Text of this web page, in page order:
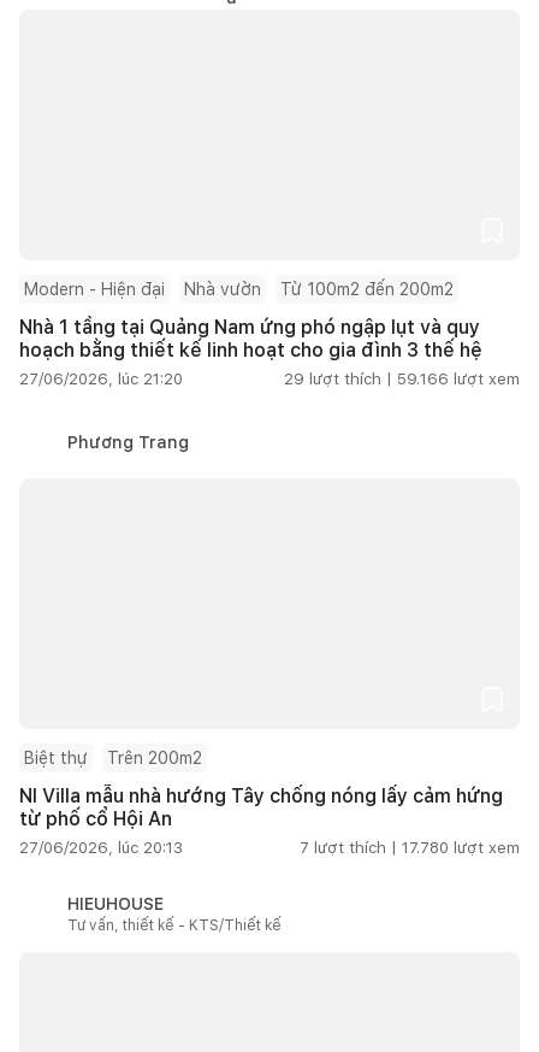
Modern - Hiện đại Nhà vườn Từ 100m2 đến 200m2
Nhà 1 tầng tại Quảng Nam ứng phó ngập lụt và quy
hoạch bằng thiết kế linh hoạt cho gia đình 3 thế hệ
27/06/2026, lúc 21:20 29 lượt thích | 59.166 lượt xem
Phương Trang
Biệt thự Trên 200m2
NI Villa mẫu nhà hướng Tây chống nóng lấy cảm hứng
từ phố cổ Hội An
27/06/2026, lúc 20:13 7 lượt thích | 17.780 lượt xem
HIEUHOUSE
Tư vấn, thiết kế - KTS/Thiết kế